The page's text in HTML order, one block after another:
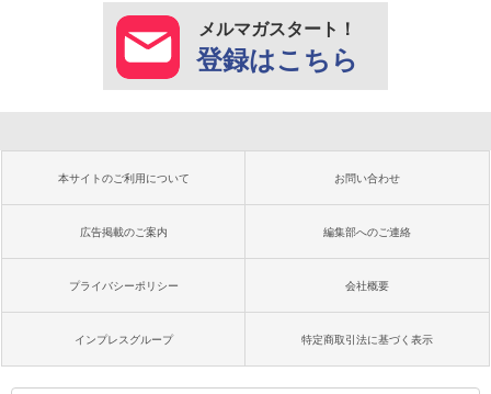
メルマガスタート！
登録はこちら
本サイトのご利用について お問い合わせ
広告掲載のご案内 編集部へのご連絡
プライバシーポリシー 会社概要
インプレスグループ 特定商取引法に基づく表示